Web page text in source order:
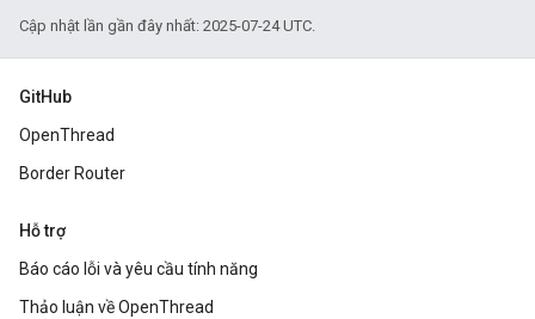
Cập nhật lần gần đây nhất: 2025-07-24 UTC.
GitHub
OpenThread
Border Router
Hỗ trợ
Báo cáo lỗi và yêu cầu tính năng
Thảo luận về OpenThread